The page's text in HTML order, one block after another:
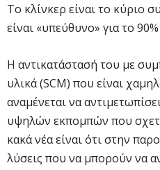
Το κλίνκερ είναι το κύριο
είναι «υπεύθυνο» για το
Η αντικατάστασή του με
υλικά (SCM) που είναι
αναμένεται να
υψηλών εκπομπών που
κακά νέα είναι ότι στην
λύσεις που να μπορούν να